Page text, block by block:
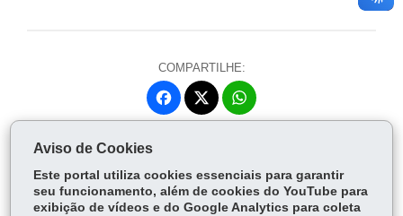
COMPARTILHE:
Fa
ce
er
ha
p
Voltar
Aviso de Cookies
Este portal utiliza cookies essenciais para garantir
seu funcionamento, além de cookies do YouTube para
exibição de vídeos e do Google Analytics para coleta